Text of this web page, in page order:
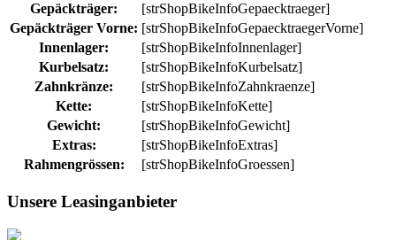
Gepäckträger:
[strShopBikeInfoGepaecktraeger]
Gepäckträger Vorne: [strShopBikeInfoGepaecktraegerVorne]
Innenlager:
[strShopBikeInfoInnenlager]
Kurbelsatz:
[strShopBikeInfoKurbelsatz]
Zahnkränze:
[strShopBikeInfoZahnkraenze]
Kette:
[strShopBikeInfoKette]
Gewicht:
[strShopBikeInfoGewicht]
Extras:
[strShopBikeInfoExtras]
Rahmengrössen:
[strShopBikeInfoGroessen]
Unsere Leasinganbieter